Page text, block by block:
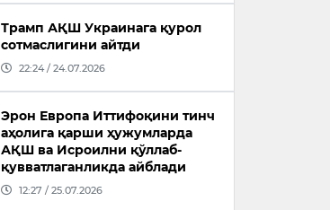
Трамп АҚШ Украинага қурол
сотмаслигини айтди
22:24 / 24.07.2026
Эрон Европа Иттифоқини тинч
аҳолига қарши ҳужумларда
АҚШ ва Исроилни қўллаб-
қувватлаганликда айблади
12:27 / 25.07.2026